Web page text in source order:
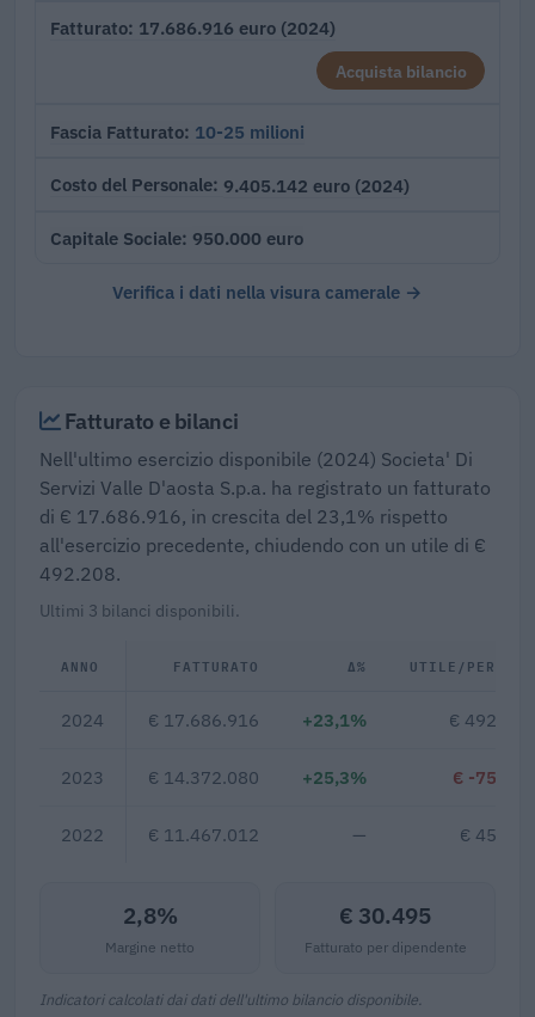
Fatturato 17.686.916 euro (2024)
Acquista bilancio
Fascia Fatturato 10-25 milioni
Costo del Personale 9.405.142 euro (2024)
Capitale Sociale 950.000 euro
Verifica i dati nella visura camerale →
Fatturato e bilanci
Nell'ultimo esercizio disponibile (2024) Societa' Di
Servizi Valle D'aosta S.p.a. ha registrato un fatturato
di € 17.686.916, in crescita del 23,1% rispetto
all'esercizio precedente, chiudendo con un utile di €
492.208.
Ultimi 3 bilanci disponibili.
ANNO FATTURATO Δ% UTILE/PERDITA
2024 € 17.686.916 +23,1% € 492.208
2023 € 14.372.080 +25,3% € -75.588
2022 € 11.467.012 — € 45.355
2,8%
Margine netto
€ 30.495
Fatturato per dipendente
Indicatori calcolati dai dati dell'ultimo bilancio disponibile.